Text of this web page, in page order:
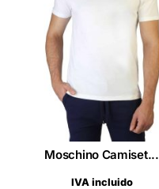
Moschino Camiset...
IVA incluido